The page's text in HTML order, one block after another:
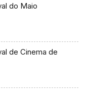
do Maio
de Cinema de